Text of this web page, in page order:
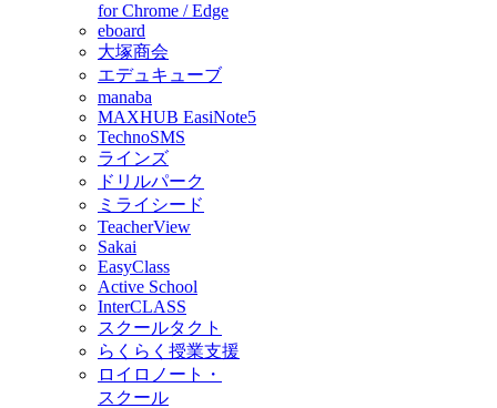
for Chrome / Edge
eboard
大塚商会
エデュキューブ
manaba
MAXHUB EasiNote5
TechnoSMS
ラインズ
ドリルパーク
ミライシード
TeacherView
Sakai
EasyClass
Active School
InterCLASS
スクールタクト
らくらく授業支援
ロイロノート・
スクール